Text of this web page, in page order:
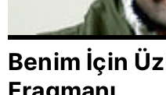
Benim İçin